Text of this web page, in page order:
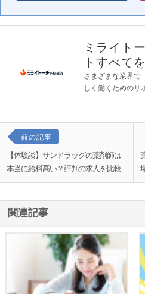
ミライト
トすべて
さまざまな業界で
しく働くためのサ
前の記事
【体験談】サンドラッグの薬剤師は
本当に給料高い？評判の求人を比較
関連記事